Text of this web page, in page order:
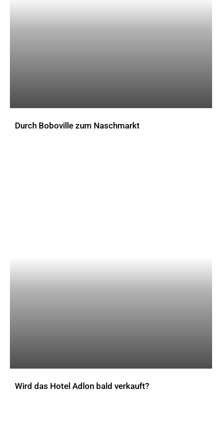
Durch Boboville zum Naschmarkt
Wird das Hotel Adlon bald verkauft?